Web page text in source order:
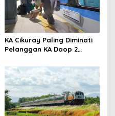
KA Cikuray Paling Diminati
Pelanggan KA Daop 2
Bulan Pertama 2026